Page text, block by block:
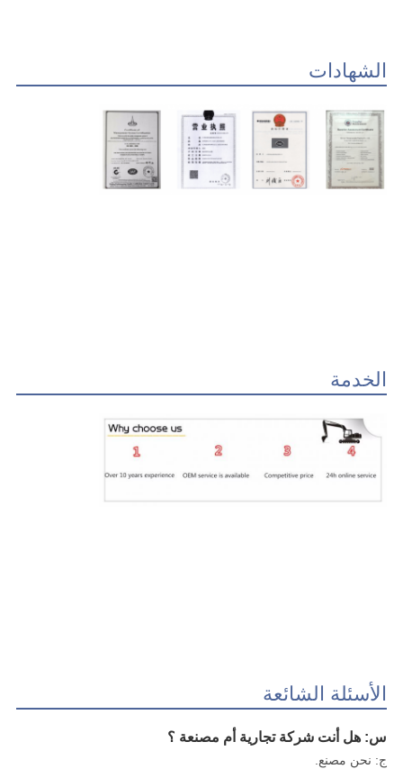
الشهادات
الخدمة
الأسئلة الشائعة
س: هل أنت شركة تجارية أم مصنعة ؟
ج: نحن مصنع.